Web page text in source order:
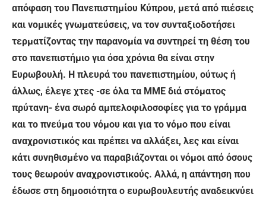
απόφαση του Πανεπιστημίου Κύπρου, μετά από πιέσεις
και νομικές γνωματεύσεις, να τον συνταξιοδοτήσει
τερματίζοντας την παρανομία να συντηρεί τη θέση του
στο πανεπιστήμιο για όσα χρόνια θα είναι στην
Ευρωβουλή. Η πλευρά του πανεπιστημίου, ούτως ή
άλλως, έλεγε χτες -σε όλα τα ΜΜΕ διά στόματος
πρύτανη- ένα σωρό αμπελοφιλοσοφίες για το γράμμα
και το πνεύμα του νόμου και για το νόμο που είναι
αναχρονιστικός και πρέπει να αλλάξει, λες και είναι
κάτι συνηθισμένο να παραβιάζονται οι νόμοι από όσους
τους θεωρούν αναχρονιστικούς. Αλλά, η απάντηση που
έδωσε στη δημοσιότητα ο ευρωβουλευτής αναδεικνύει